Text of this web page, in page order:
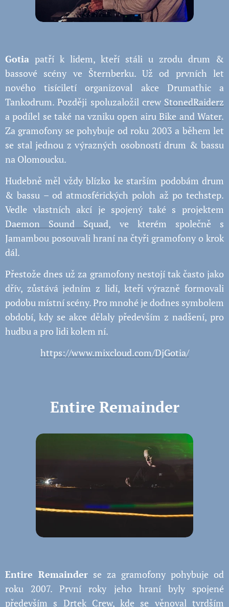
Gotia patří k lidem, kteří stáli u zrodu drum &
bassové scény ve Šternberku. Už od prvních let
nového tisíciletí organizoval akce Drumathic a
Tankodrum. Později spoluzaložil crew StonedRaiderz
a podílel se také na vzniku open airuBike and Water.
Za gramofony se pohybuje od roku 2003 a během let
se stal jednou z výrazných osobností drum & bassu
na Olomoucku.
Hudebně měl vždy blízko ke starším podobám drum
& bassu – od atmosférických poloh až po techstep.
Vedle vlastních akcí je spojený také s projektem
Daemon Sound Squad, ve kterém společně s
Jamambou posouvali hraní na čtyři gramofony o krok
dál.
Přestože dnes už za gramofony nestojí tak často jako
dřív, zůstává jedním z lidí, kteří výrazně formovali
podobu místní scény. Pro mnohé je dodnes symbolem
období, kdy se akce dělaly především z nadšení, pro
hudbu a pro lidi kolem ní.
https://www.mixcloud.com/DjGotia/
Entire Remainder
Entire Remainder se za gramofony pohybuje od
roku 2007. První roky jeho hraní byly spojené
především s Drtek Crew, kde se věnoval tvrdším